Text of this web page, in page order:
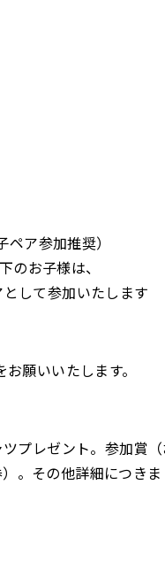
ア参加推奨）
のお子様は、
して参加いたします
願いいたします。
プレゼント。参加賞
。その他詳細につき